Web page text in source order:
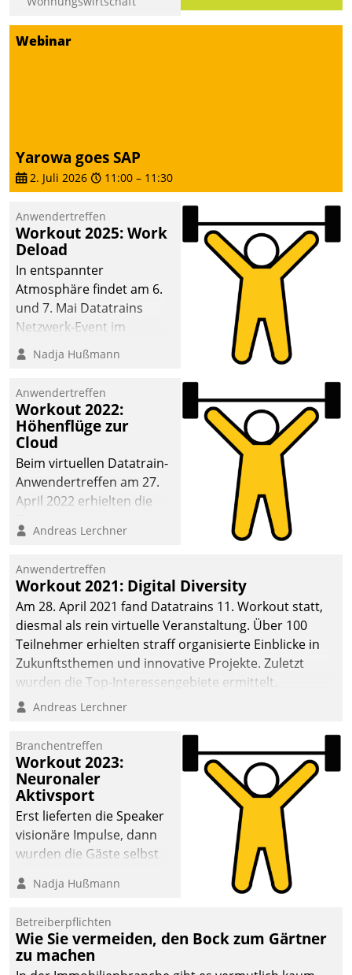
finden, ist das Ziel des
Awards „Digitalpioniere
der
und PropTech.
Webinar
Yarowa goes SAP
2. Juli 2026 11:00 – 11:30
Anwendertreffen
Workout 2025: Work
Deload
In entspannter
Atmosphäre findet am 6.
und 7. Mai Datatrains
Netzwerk-Event im
Kunden- und Partnerkreis
statt. Zentrale Frage: Wie
Mammutprojekte
meistern und Workloads
wuppen – bei zunehmend
anspruchsvollen
Aufgaben und
abnehmendem
Nadja Hußmann
Anwendertreffen
Workout 2022:
Höhenflüge zur
Cloud
Beim virtuellen Datatrain-
Anwendertreffen am 27.
April 2022 erhielten die
Teilnehmer kurzweilige
Cloud-Strategien und -
Lösungen mit hohem
Zukunftspotenzial.
Andreas Lerchner
Anwendertreffen
Workout 2021: Digital Diversity
Am 28. April 2021 fand Datatrains 11. Workout statt,
diesmal als rein virtuelle Veranstaltung. Über 100
Teilnehmer erhielten straff organisierte Einblicke in
Zukunftsthemen und innovative Projekte. Zuletzt
wurden die Top-Interessengebiete ermittelt.
Andreas Lerchner
Branchentreffen
Workout 2023:
Neuronaler
Aktivsport
Erst lieferten die Speaker
visionäre Impulse, dann
wurden die Gäste selbst
methodisch
Quartier. Dazwischen
zeigte Datatrain, was es
Neues zu bieten hat.
Nadja Hußmann
Betreiberpflichten
Wie Sie vermeiden, den Bock zum Gärtner
zu machen